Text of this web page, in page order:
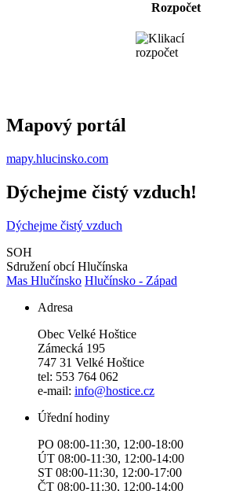
Rozpočet
Mapový portál
mapy.hlucinsko.com
Dýchejme čistý vzduch!
Dýchejme čistý vzduch
SOH
Sdružení obcí Hlučínska
Mas Hlučínsko Hlučínsko - Západ
Adresa
Obec Velké Hoštice
Zámecká 195
747 31 Velké Hoštice
tel: 553 764 062
e-mail: info@hostice.cz
Úřední hodiny
PO 08:00-11:30, 12:00-18:00
ÚT 08:00-11:30, 12:00-14:00
ST 08:00-11:30, 12:00-17:00
ČT 08:00-11:30, 12:00-14:00